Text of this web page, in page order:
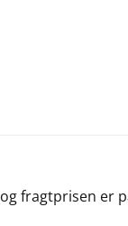
og fragtprisen er